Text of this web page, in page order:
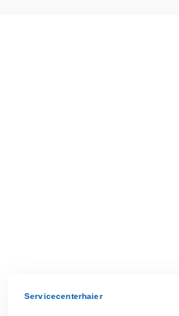
Servicecenterhaier